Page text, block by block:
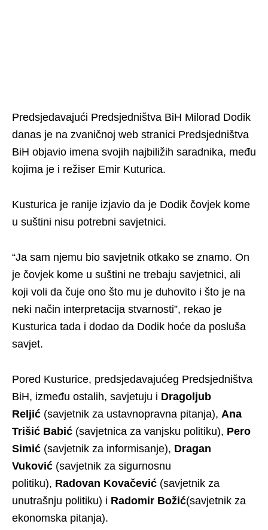
Predsjedavajući Predsjedništva BiH Milorad Dodik
danas je na zvaničnoj web stranici Predsjedništva
BiH objavio imena svojih najbiližih saradnika, među
kojima je i režiser Emir Kuturica.
Kusturica je ranije izjavio da je Dodik čovjek kome
u suštini nisu potrebni savjetnici.
“Ja sam njemu bio savjetnik otkako se znamo. On
je čovjek kome u suštini ne trebaju savjetnici, ali
koji voli da čuje ono što mu je duhovito i što je na
neki način interpretacija stvarnosti”, rekao je
Kusturica tada i dodao da Dodik hoće da posluša
savjet.
Pored Kusturice, predsjedavajućeg Predsjedništva
BiH, između ostalih, savjetuju i Dragoljub
Reljić (savjetnik za ustavnopravna pitanja), Ana
Trišić Babić (savjetnica za vanjsku politiku), Pero
Simić (savjetnik za informisanje), Dragan
Vuković (savjetnik za sigurnosnu
politiku), Radovan Kovačević (savjetnik za
unutrašnju politiku) i Radomir Božić(savjetnik za
ekonomska pitanja).